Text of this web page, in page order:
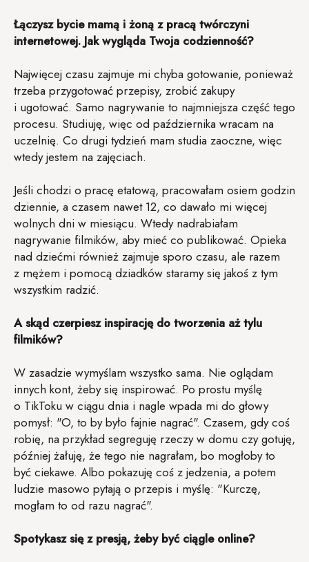
Łączysz bycie mamą i żoną z pracą twórczyni
internetowej. Jak wygląda Twoja codzienność?
Najwięcej czasu zajmuje mi chyba gotowanie, ponieważ
trzeba przygotować przepisy, zrobić zakupy
i ugotować. Samo nagrywanie to najmniejsza część tego
procesu. Studiuję, więc od października wracam na
uczelnię. Co drugi tydzień mam studia zaoczne, więc
wtedy jestem na zajęciach.
Jeśli chodzi o pracę etatową, pracowałam osiem godzin
dziennie, a czasem nawet 12, co dawało mi więcej
wolnych dni w miesiącu. Wtedy nadrabiałam
nagrywanie filmików, aby mieć co publikować. Opieka
nad dziećmi również zajmuje sporo czasu, ale razem
z mężem i pomocą dziadków staramy się jakoś z tym
wszystkim radzić.
A skąd czerpiesz inspirację do tworzenia aż tylu
filmików?
W zasadzie wymyślam wszystko sama. Nie oglądam
innych kont, żeby się inspirować. Po prostu myślę
o TikToku w ciągu dnia i nagle wpada mi do głowy
pomysł: "O, to by było fajnie nagrać". Czasem, gdy coś
robię, na przykład segreguję rzeczy w domu czy gotuję,
później żałuję, że tego nie nagrałam, bo mogłoby to
być ciekawe. Albo pokazuję coś z jedzenia, a potem
ludzie masowo pytają o przepis i myślę: "Kurczę,
mogłam to od razu nagrać".
Spotykasz się z presją, żeby być ciągle online?